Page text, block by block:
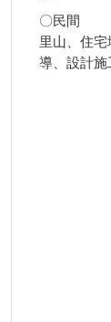
〇民間
里山、住
導、設計